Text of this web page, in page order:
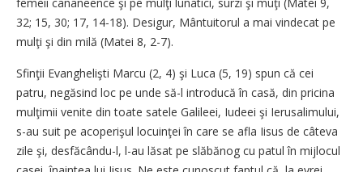
32; 15, 30; 17, 14-18). Desigur, Mântuitorul a mai vindecat pe
mulţi şi din milă (Matei 8, 2-7).
Sfinţii Evanghelişti Marcu (2, 4) şi Luca (5, 19) spun că cei
patru, negăsind loc pe unde să-l introducă în casă, din pricina
mulţimii venite din toate satele Galileei, Iudeei şi Ierusalimului,
s-au suit pe acoperişul locuinţei în care se afla Iisus de câteva
zile şi, desfăcându-l, l-au lăsat pe slăbănog cu patul în mijlocul